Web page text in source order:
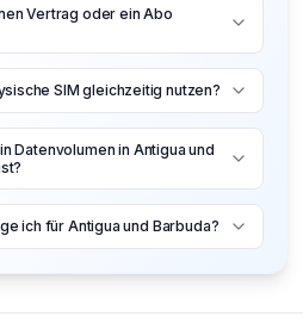
Vertrag oder ein Abo
SIM gleichzeitig nutzen?
Datenvolumen in Antigua und
ich für Antigua und Barbuda?